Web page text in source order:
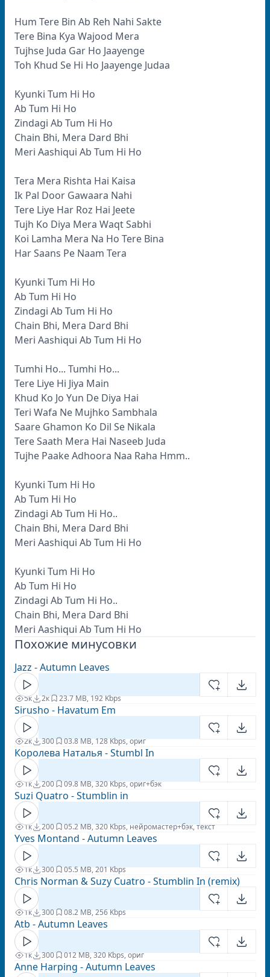
Hum Tere Bin Ab Reh Nahi Sakte
Tere Bina Kya Wajood Mera
Tujhse Juda Gar Ho Jaayenge
Toh Khud Se Hi Ho Jaayenge Judaa
Kyunki Tum Hi Ho
Ab Tum Hi Ho
Zindagi Ab Tum Hi Ho
Chain Bhi, Mera Dard Bhi
Meri Aashiqui Ab Tum Hi Ho
Tera Mera Rishta Hai Kaisa
Ik Pal Door Gawaara Nahi
Tere Liye Har Roz Hai Jeete
Tujh Ko Diya Mera Waqt Sabhi
Koi Lamha Mera Na Ho Tere Bina
Har Saans Pe Naam Tera
Kyunki Tum Hi Ho
Ab Tum Hi Ho
Zindagi Ab Tum Hi Ho
Chain Bhi, Mera Dard Bhi
Meri Aashiqui Ab Tum Hi Ho
Tumhi Ho... Tumhi Ho...
Tere Liye Hi Jiya Main
Khud Ko Jo Yun De Diya Hai
Teri Wafa Ne Mujhko Sambhala
Saare Ghamon Ko Dil Se Nikala
Tere Saath Mera Hai Naseeb Juda
Tujhe Paake Adhoora Naa Raha Hmm..
Kyunki Tum Hi Ho
Ab Tum Hi Ho
Zindagi Ab Tum Hi Ho..
Chain Bhi, Mera Dard Bhi
Meri Aashiqui Ab Tum Hi Ho
Kyunki Tum Hi Ho
Ab Tum Hi Ho
Zindagi Ab Tum Hi Ho..
Chain Bhi, Mera Dard Bhi
Meri Aashiqui Ab Tum Hi Ho
Похожие минусовки
Jazz - Autumn Leaves
5к 2к 23.7 MB, 192 Kbps
Sirusho - Havatum Em
2к 300 03.8 MB, 128 Kbps, ориг
Королева Наталья - Stumbl In
1к 200 09.8 MB, 320 Kbps, ориг+бэк
Suzi Quatro - Stumblin in
1к 200 05.2 MB, 320 Kbps, нейромастер+бэк, текст
Yves Montand - Autumn Leaves
1к 300 05.5 MB, 201 Kbps
Chris Norman & Suzy Cuatro - Stumblin In (remix)
1к 300 08.2 MB, 256 Kbps
Atb - Autumn Leaves
1к 300 012 MB, 320 Kbps, ориг
Anne Harping - Autumn Leaves